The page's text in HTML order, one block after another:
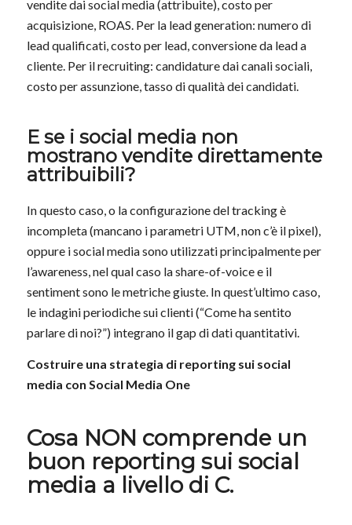
vendite dai social media (attribuite), costo per
acquisizione, ROAS. Per la lead generation: numero di
lead qualificati, costo per lead, conversione da lead a
cliente. Per il recruiting: candidature dai canali sociali,
costo per assunzione, tasso di qualità dei candidati.
E se i social media non
mostrano vendite direttamente
attribuibili?
In questo caso, o la configurazione del tracking è
incompleta (mancano i parametri UTM, non c’è il pixel),
oppure i social media sono utilizzati principalmente per
l’awareness, nel qual caso la share-of-voice e il
sentiment sono le metriche giuste. In quest’ultimo caso,
le indagini periodiche sui clienti (“Come ha sentito
parlare di noi?”) integrano il gap di dati quantitativi.
Costruire una strategia di reporting sui social
media con Social Media One
Cosa NON comprende un
buon reporting sui social
media a livello di C.